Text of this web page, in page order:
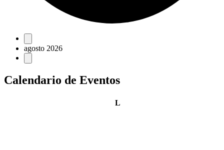
Eventos
agosto 2026
Calendario de Eventos
Llunes